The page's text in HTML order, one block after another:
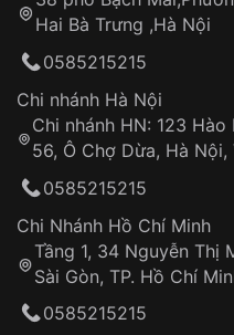
Hotline: 0585 215 215
Từ khóa SEO:
Khách hàng kiểm
Tự ý sửa chữa
thống VNLUX
Đảm bảo quyền lợi
Đồng hành cùng
trình sử dụng
Hai Bà Trưng ,Hà Nội
0585215215
Chi nhánh Hà Nội
Chi nhánh HN: 123
56, Ô Chợ Dừa, Hà Nội,
0585215215
Chi Nhánh Hồ Chí Minh
Tầng 1, 34 Nguyễn Thị
Sài Gòn, TP. Hồ Chí
0585215215